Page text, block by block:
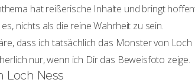
hat reißerische Inhalte und bringt
nichts als die reine Wahrheit zu sein.
dass ich tatsächlich das Monster von
nur, wenn ich Dir das Beweisfoto zeige.
Loch Ness